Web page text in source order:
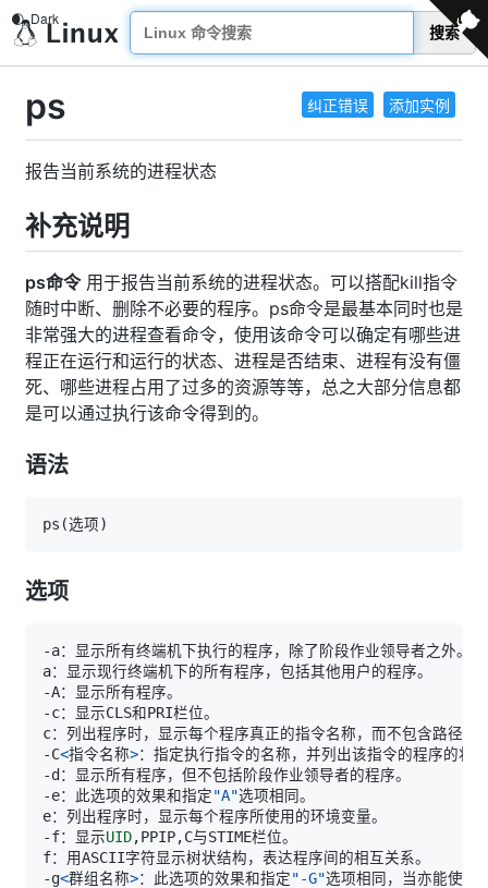
搜索
纠正错误 添加实例
ps
报告当前系统的进程状态
补充说明
ps命令用于报告当前系统的进程状态。可以搭配kill指令
随时中断、删除不必要的程序。ps命令是最基本同时也是
非常强大的进程查看命令，使用该命令可以确定有哪些进
程正在运行和运行的状态、进程是否结束、进程有没有僵
死、哪些进程占用了过多的资源等等，总之大部分信息都
是可以通过执行该命令得到的。
语法
ps (选项)
选项
-C<指令名称>
-e：此选项的效果和指定"A"
-f：显示UID
-g<群组名称>：此选项的效果和指定"-G"